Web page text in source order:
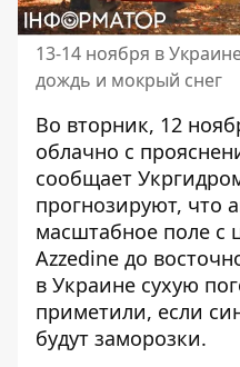
13-14 ноября в
дождь и мокрый снег
Во вторник, 12
облачно с
сообщает
прогнозируют, что
масштабное поле с
Azzedine до
в Украине сухую
приметили, если
будут заморозки.